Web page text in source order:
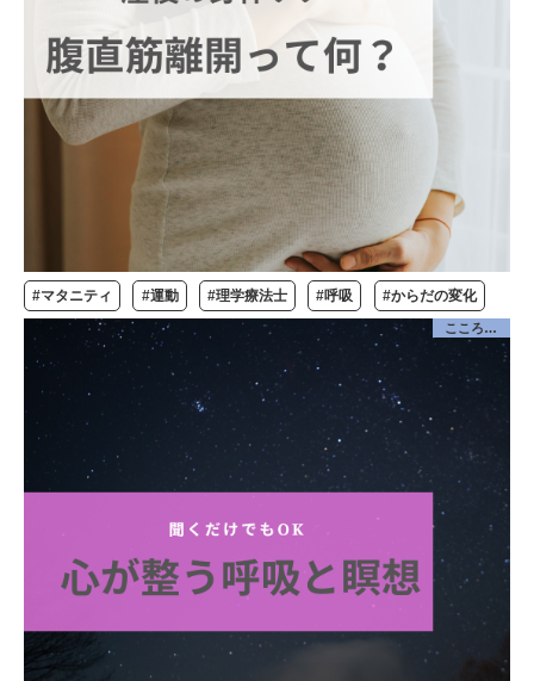
#マタニティ #運動 #理学療法士 #呼吸 #からだの変化
こころケア